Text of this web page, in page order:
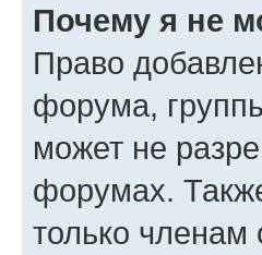
Почему я не
Право
форума,
может не
форумах.
только членам